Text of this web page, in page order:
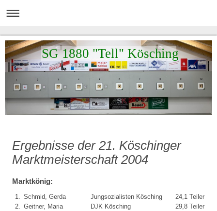
SG 1880 "Tell" Kösching
Ergebnisse der 21. Köschinger
Marktmeisterschaft 2004
Marktkönig:
1. Schmid, Gerda Jungsozialisten Kösching
24,1 Teiler
2. Geitner, Maria DJK Kösching
29,8 Teiler